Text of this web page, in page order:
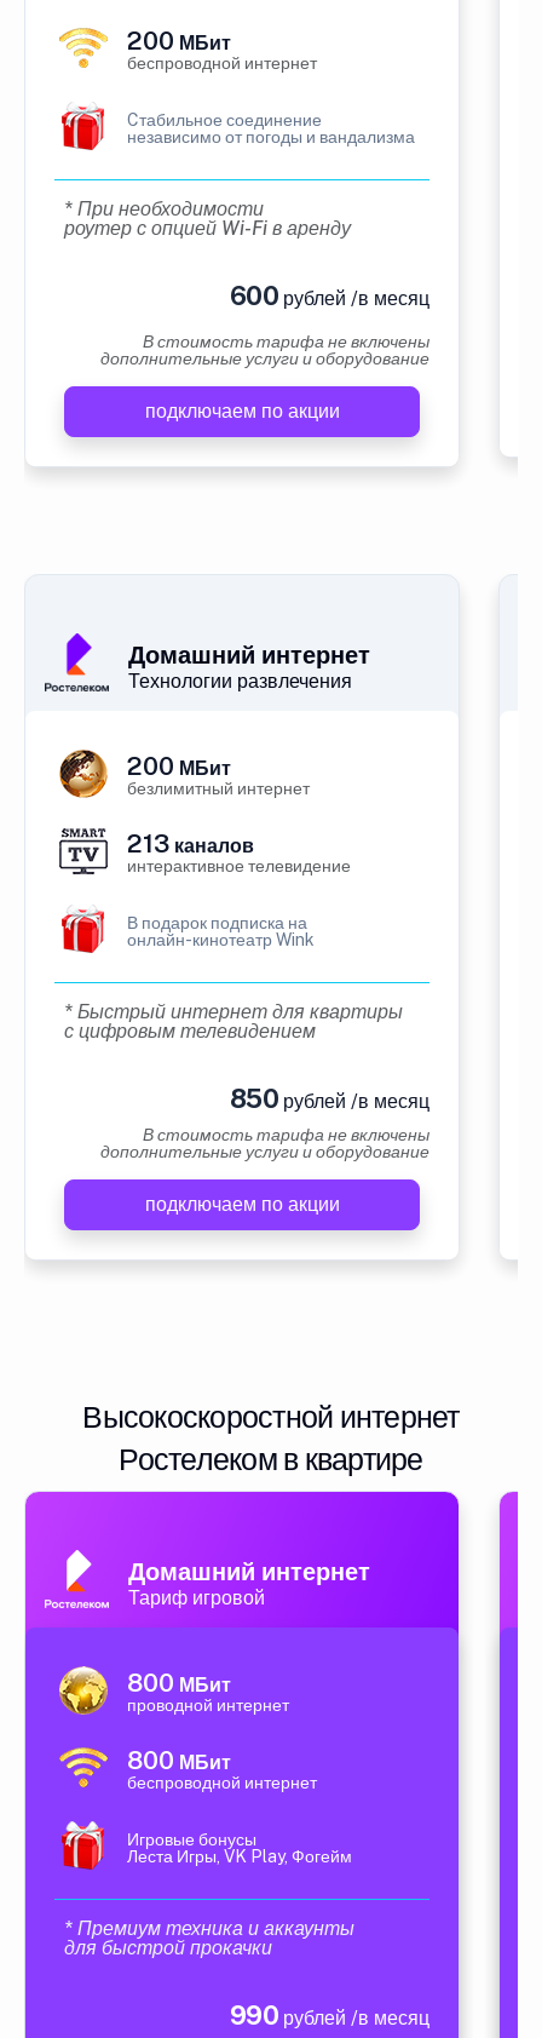
200 МБит
беспроводной интернет
Cтабильное соединение
независимо от погоды и вандализма
* При необходимости
роутер с опцией Wi-Fi в аренду
600 рублей /в месяц
В стоимость тарифа не включены
дополнительные услуги и оборудование
подключаем по акции
Домашний интернет
Технологии развлечения
200 МБит
безлимитный интернет
213 каналов
интерактивное телевидение
В подарок подписка на
онлайн-кинотеатр Wink
* Быстрый интернет для квартиры
с цифровым телевидением
850 рублей /в месяц
В стоимость тарифа не включены
дополнительные услуги и оборудование
подключаем по акции
Высокоскоростной интернет
Ростелеком в квартире
Домашний интернет
Тариф игровой
800 МБит
проводной интернет
800 МБит
беспроводной интернет
Игровые бонусы
Леста Игры, VK Play, Фогейм
* Премиум техника и аккаунты
для быстрой прокачки
990 рублей /в месяц